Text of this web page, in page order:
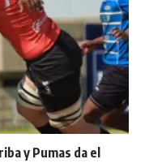
y Pumas da el